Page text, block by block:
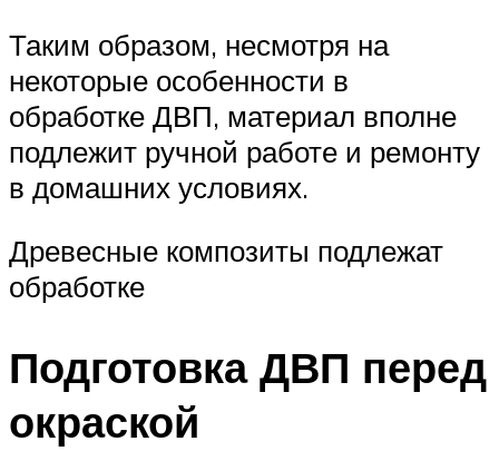
Таким образом, несмотря на
некоторые особенности в
обработке ДВП, материал вполне
подлежит ручной работе и ремонту
в домашних условиях.
Древесные композиты подлежат
обработке
Подготовка ДВП перед
окраской